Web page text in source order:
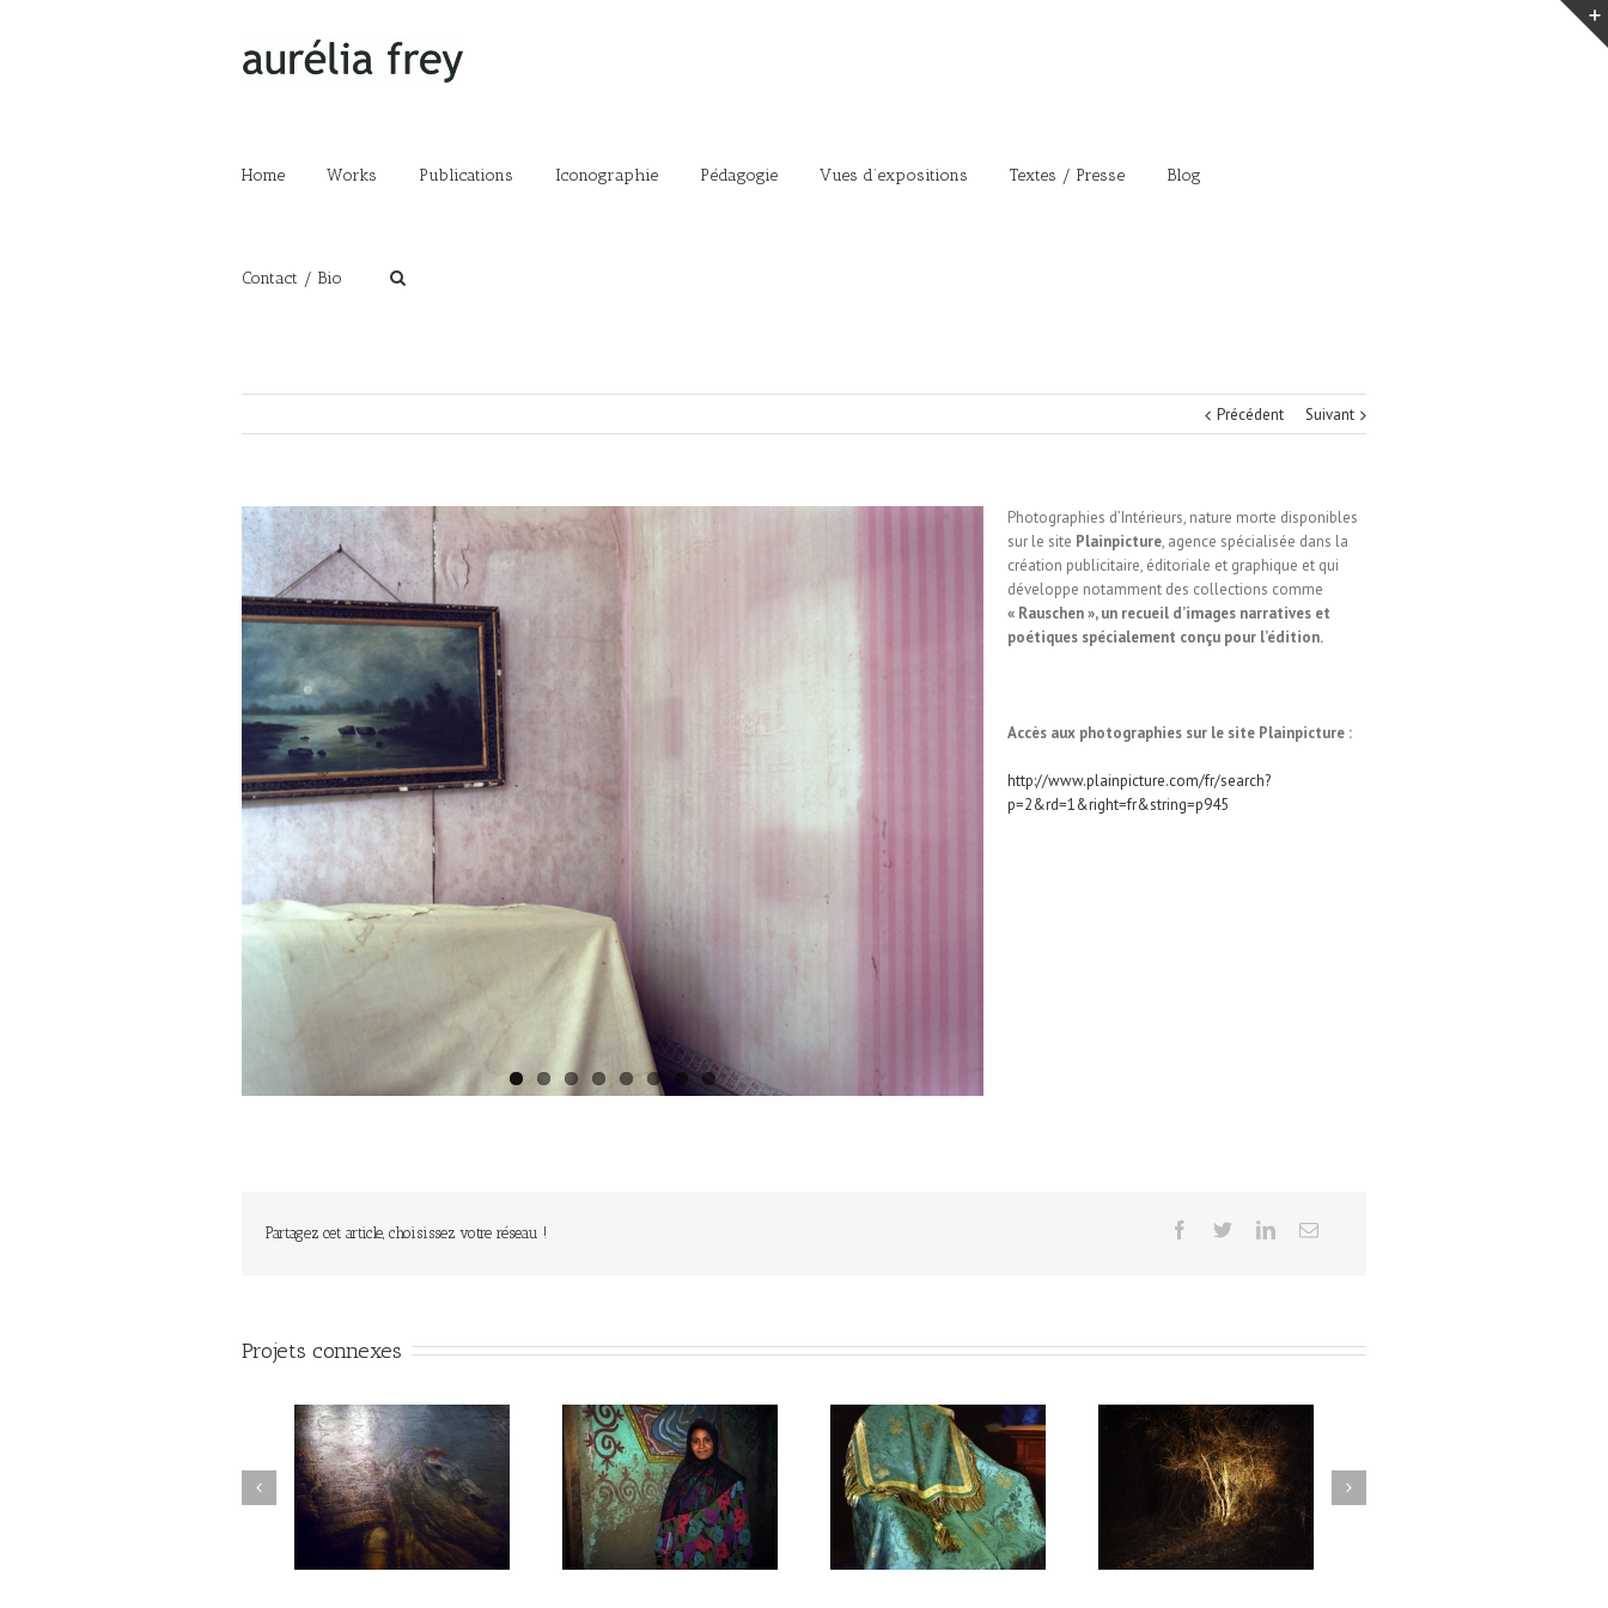
Home Works Publications Iconographie Pédagogie Vues d’expositions Textes / Presse Blog
Contact / Bio
Précédent Suivant
Photographies d’Intérieurs, nature morte disponibles
sur le site Plainpicture, agence spécialisée dans la
création publicitaire, éditoriale et graphique et qui
développe notamment des collections comme
« Rauschen », un recueil d’images narratives et
poétiques spécialement conçu pour l’édition.
Accès aux photographies sur le site Plainpicture :
http://www.plainpicture.com/fr/search?
p=2&rd=1&right=fr&string=p945
Partagez cet article, choisissez votre réseau !
Projets connexes
Regards sur les musées Voyages Religion Paysages Atmosphère / Ambiance